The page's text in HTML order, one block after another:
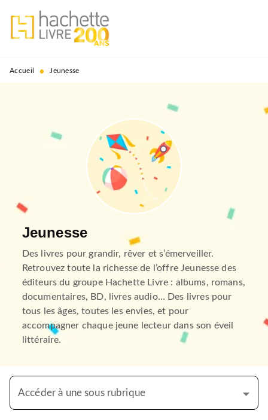
MENU RECHERCHE
PIED DE PAGE
Accueil • Jeunesse
Jeunesse
Des livres pour grandir, rêver et s’émerveiller.
Retrouvez toute la richesse de l’offre Jeunesse des
éditeurs du groupe Hachette Livre : albums, romans,
documentaires, BD, livres audio… Des livres pour
tous les âges, toutes les envies, et pour
accompagner chaque jeune lecteur dans son éveil
littéraire.
Accéder à une sous rubrique